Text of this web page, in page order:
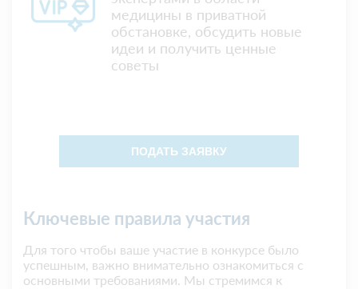
медицины в приватной
обстановке, обсудить новые
идеи и получить ценные
советы
ПОДАТЬ ЗАЯВКУ
Ключевые правила участия
Для того чтобы ваше участие в конкурсе было
успешным, важно внимательно ознакомиться с
основными требованиями. Мы стремимся к